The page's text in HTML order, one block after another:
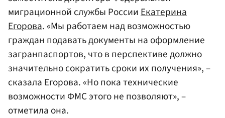
миграционной службы РоссииЕкатерина
Егорова. «Мы работаем над возможностью
граждан подавать документы на оформление
загранпаспортов, что в перспективе должно
значительно сократить сроки их получения», –
сказала Егорова. «Но пока технические
возможности ФМС этого не позволяют», –
отметила она.